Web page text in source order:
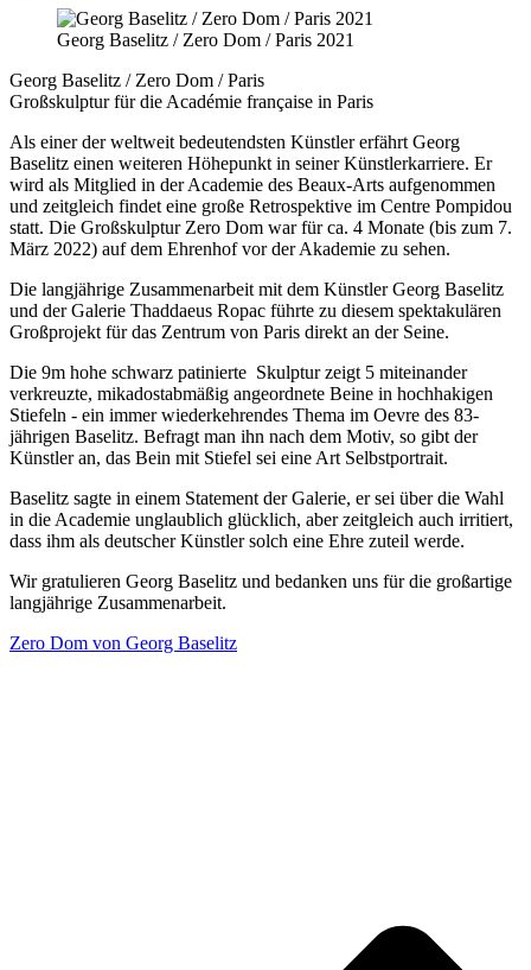
Georg Baselitz / Zero Dom / Paris 2021
Georg Baselitz / Zero Dom / Paris
Großskulptur für die Académie française in Paris
Als einer der weltweit bedeutendsten Künstler erfährt Georg
Baselitz einen weiteren Höhepunkt in seiner Künstlerkarriere. Er
wird als Mitglied in der Academie des Beaux-Arts aufgenommen
und zeitgleich findet eine große Retrospektive im Centre Pompidou
statt. Die Großskulptur Zero Dom war für ca. 4 Monate (bis zum 7.
März 2022) auf dem Ehrenhof vor der Akademie zu sehen.
Die langjährige Zusammenarbeit mit dem Künstler Georg Baselitz
und der Galerie Thaddaeus Ropac führte zu diesem spektakulären
Großprojekt für das Zentrum von Paris direkt an der Seine.
Die 9m hohe schwarz patinierte Skulptur zeigt 5 miteinander
verkreuzte, mikadostabmäßig angeordnete Beine in hochhakigen
Stiefeln - ein immer wiederkehrendes Thema im Oevre des 83-
jährigen Baselitz. Befragt man ihn nach dem Motiv, so gibt der
Künstler an, das Bein mit Stiefel sei eine Art Selbstportrait.
Baselitz sagte in einem Statement der Galerie, er sei über die Wahl
in die Academie unglaublich glücklich, aber zeitgleich auch irritiert,
dass ihm als deutscher Künstler solch eine Ehre zuteil werde.
Wir gratulieren Georg Baselitz und bedanken uns für die großartige
langjährige Zusammenarbeit.
Zero Dom von Georg Baselitz